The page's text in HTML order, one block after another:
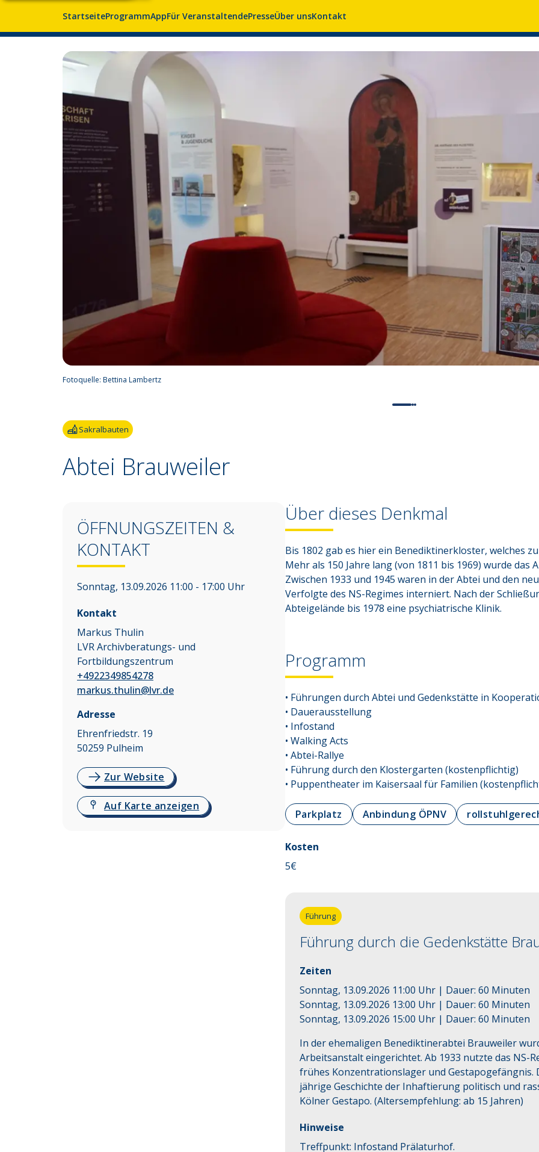
StartseiteProgrammAppFür VeranstaltendePresseÜber unsKontakt
Fotoquelle: Bettina Lambertz
Sakralbauten
Abtei Brauweiler
ÖFFNUNGSZEITEN &
KONTAKT
Sonntag, 13.09.2026 11:00 - 17:00 Uhr
Kontakt
Markus Thulin
LVR Archivberatungs- und
Fortbildungszentrum
+4922349854278
markus.thulin@lvr.de
Adresse
Ehrenfriedstr. 19
50259 Pulheim
Zur Website
Auf Karte anzeigen
Über dieses Denkmal
Bis 1802 gab es hier ein Benediktinerkloster, welches
Mehr als 150 Jahre lang (von 1811 bis 1969) wurde
Zwischen 1933 und 1945 waren in der Abtei und den
Verfolgte des NS-Regimes interniert. Nach der
Abteigelände bis 1978 eine psychiatrische Klinik.
Programm
• Führungen durch Abtei und Gedenkstätte in
• Dauerausstellung
• Infostand
• Walking Acts
• Abtei-Rallye
• Führung durch den Klostergarten (kostenpflichtig)
• Puppentheater im Kaisersaal für Familien
Parkplatz Anbindung ÖPNV
Kosten
5€
Führung
Führung durch die Gedenkstätte
Zeiten
Sonntag, 13.09.2026 11:00 Uhr | Dauer: 60 Minuten
Sonntag, 13.09.2026 13:00 Uhr | Dauer: 60 Minuten
Sonntag, 13.09.2026 15:00 Uhr | Dauer: 60 Minuten
In der ehemaligen Benediktinerabtei Brauweiler
Arbeitsanstalt eingerichtet. Ab 1933 nutzte das NS-
frühes Konzentrationslager und Gestapogefängnis.
jährige Geschichte der Inhaftierung politisch und
Kölner Gestapo. (Altersempfehlung: ab 15 Jahren)
Hinweise
Treffpunkt: Infostand Prälaturhof.